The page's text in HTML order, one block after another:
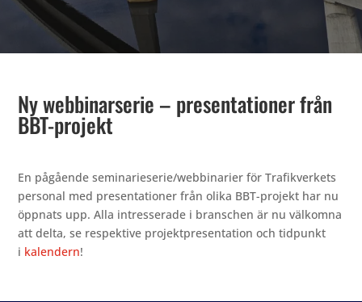
Ny webbinarserie – presentationer från
BBT-projekt
En pågående seminarieserie/webbinarier för Trafikverkets
personal med presentationer från olika BBT-projekt har nu
öppnats upp. Alla intresserade i branschen är nu välkomna
att delta, se respektive projektpresentation och tidpunkt
i kalendern!